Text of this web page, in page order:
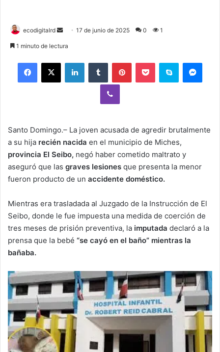
ecodigitalrd
Send17 de junio de 2025 0 1
1 minuto de lectura
Facebook
X LinkedInTumblr PinterestPocket Skype
Viber
Santo Domingo.– La joven acusada de agredir brutalmente
a su hija recién nacida en el municipio de Miches,
provincia El Seibo, negó haber cometido maltrato y
aseguró que las graves lesiones que presenta la menor
fueron producto de un accidente doméstico.
Mientras era trasladada al Juzgado de la Instrucción de El
Seibo, donde le fue impuesta una medida de coerción de
tres meses de prisión preventiva, la imputada declaró a la
prensa que la bebé “se cayó en el baño” mientras la
bañaba.